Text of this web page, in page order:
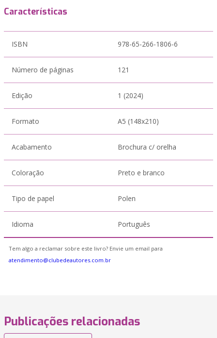
Características
ISBN 978-65-266-1806-6
Número de páginas 121
Edição 1 (2024)
Formato A5 (148x210)
Acabamento Brochura c/ orelha
Coloração Preto e branco
Tipo de papel Polen
Idioma Português
Tem algo a reclamar sobre este livro? Envie um email para
atendimento@clubedeautores.com.br
Publicações relacionadas